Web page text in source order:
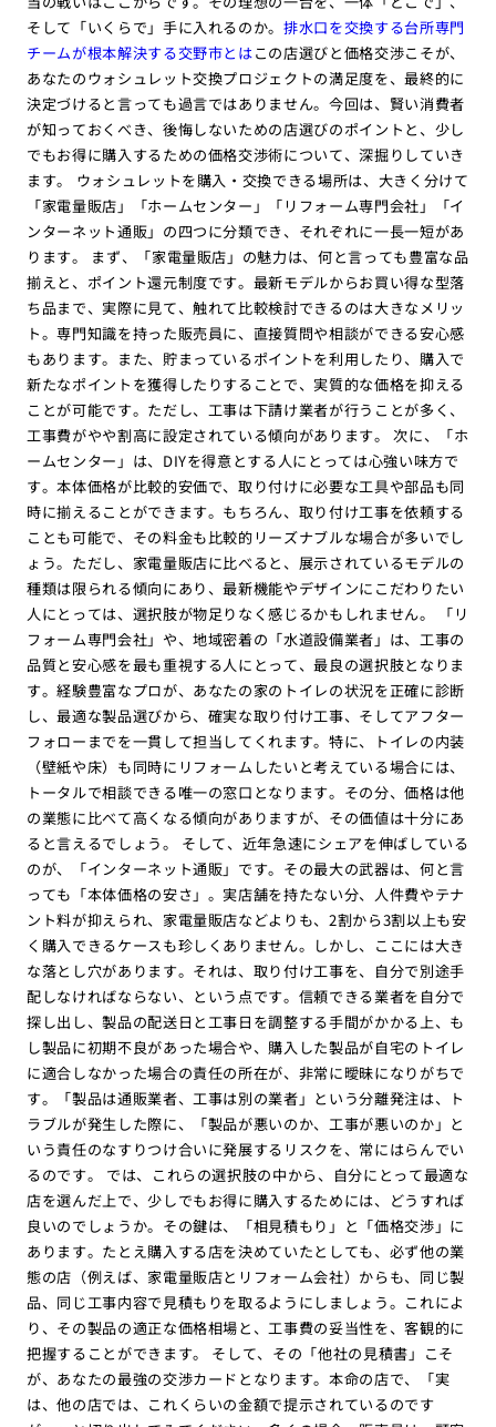
そして「いくらで」手に入れるのか。排水口を交換する台所専門
チームが根本解決する交野市とはこの店選びと価格交渉こそが、
あなたのウォシュレット交換プロジェクトの満足度を、最終的に
決定づけると言っても過言ではありません。今回は、賢い消費者
が知っておくべき、後悔しないための店選びのポイントと、少し
でもお得に購入するための価格交渉術について、深掘りしていき
ます。 ウォシュレットを購入・交換できる場所は、大きく分けて
「家電量販店」「ホームセンター」「リフォーム専門会社」「イ
ンターネット通販」の四つに分類でき、それぞれに一長一短があ
ります。 まず、「家電量販店」の魅力は、何と言っても豊富な品
揃えと、ポイント還元制度です。最新モデルからお買い得な型落
ち品まで、実際に見て、触れて比較検討できるのは大きなメリッ
ト。専門知識を持った販売員に、直接質問や相談ができる安心感
もあります。また、貯まっているポイントを利用したり、購入で
新たなポイントを獲得したりすることで、実質的な価格を抑える
ことが可能です。ただし、工事は下請け業者が行うことが多く、
工事費がやや割高に設定されている傾向があります。 次に、「ホ
ームセンター」は、DIYを得意とする人にとっては心強い味方で
す。本体価格が比較的安価で、取り付けに必要な工具や部品も同
時に揃えることができます。もちろん、取り付け工事を依頼する
ことも可能で、その料金も比較的リーズナブルな場合が多いでし
ょう。ただし、家電量販店に比べると、展示されているモデルの
種類は限られる傾向にあり、最新機能やデザインにこだわりたい
人にとっては、選択肢が物足りなく感じるかもしれません。 「リ
フォーム専門会社」や、地域密着の「水道設備業者」は、工事の
品質と安心感を最も重視する人にとって、最良の選択肢となりま
す。経験豊富なプロが、あなたの家のトイレの状況を正確に診断
し、最適な製品選びから、確実な取り付け工事、そしてアフター
フォローまでを一貫して担当してくれます。特に、トイレの内装
（壁紙や床）も同時にリフォームしたいと考えている場合には、
トータルで相談できる唯一の窓口となります。その分、価格は他
の業態に比べて高くなる傾向がありますが、その価値は十分にあ
ると言えるでしょう。 そして、近年急速にシェアを伸ばしている
のが、「インターネット通販」です。その最大の武器は、何と言
っても「本体価格の安さ」。実店舗を持たない分、人件費やテナ
ント料が抑えられ、家電量販店などよりも、2割から3割以上も安
く購入できるケースも珍しくありません。しかし、ここには大き
な落とし穴があります。それは、取り付け工事を、自分で別途手
配しなければならない、という点です。信頼できる業者を自分で
探し出し、製品の配送日と工事日を調整する手間がかかる上、も
し製品に初期不良があった場合や、購入した製品が自宅のトイレ
に適合しなかった場合の責任の所在が、非常に曖昧になりがちで
す。「製品は通販業者、工事は別の業者」という分離発注は、ト
ラブルが発生した際に、「製品が悪いのか、工事が悪いのか」と
いう責任のなすりつけ合いに発展するリスクを、常にはらんでい
るのです。 では、これらの選択肢の中から、自分にとって最適な
店を選んだ上で、少しでもお得に購入するためには、どうすれば
良いのでしょうか。その鍵は、「相見積もり」と「価格交渉」に
あります。たとえ購入する店を決めていたとしても、必ず他の業
態の店（例えば、家電量販店とリフォーム会社）からも、同じ製
品、同じ工事内容で見積もりを取るようにしましょう。これによ
り、その製品の適正な価格相場と、工事費の妥当性を、客観的に
把握することができます。 そして、その「他社の見積書」こそ
が、あなたの最強の交渉カードとなります。本命の店で、「実
は、他の店では、これくらいの金額で提示されているのです